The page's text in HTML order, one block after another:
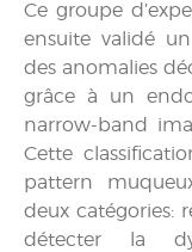
Ce groupe
ensuite validé
des anomalies
grâce à un
narrow-band
Cette
pattern
deux catégories:
détecter la